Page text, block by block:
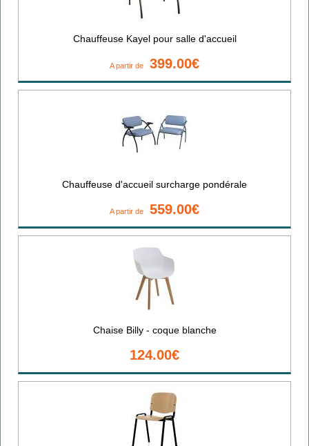
Chauffeuse Kayel pour salle d'accueil
A partir de 399.00€
Chauffeuse d'accueil surcharge pondérale
A partir de 559.00€
Chaise Billy - coque blanche
124.00€